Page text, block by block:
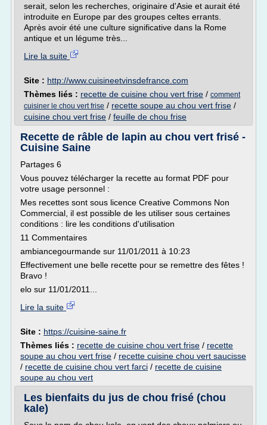
serait, selon les recherches, originaire d'Asie et aurait été
introduite en Europe par des groupes celtes errants.
Après avoir été une culture significative dans la Rome
antique et un légume très...
Lire la suite
Site : http://www.cuisineetvinsdefrance.com
Thèmes liés : recette de cuisine chou vert frise / comment
cuisiner le chou vert frise / recette soupe au chou vert frise /
cuisine chou vert frise / feuille de chou frise
Recette de râble de lapin au chou vert frisé -
Cuisine Saine
Partages 6
Vous pouvez télécharger la recette au format PDF pour
votre usage personnel :
Mes recettes sont sous licence Creative Commons Non
Commercial, il est possible de les utiliser sous certaines
conditions : lire les conditions d'utilisation
11 Commentaires
ambiancegourmande sur 11/01/2011 à 10:23
Effectivement une belle recette pour se remettre des fêtes !
Bravo !
elo sur 11/01/2011...
Lire la suite
Site : https://cuisine-saine.fr
Thèmes liés : recette de cuisine chou vert frise / recette
soupe au chou vert frise / recette cuisine chou vert saucisse
/ recette de cuisine chou vert farci / recette de cuisine
soupe au chou vert
Les bienfaits du jus de chou frisé (chou
kale)